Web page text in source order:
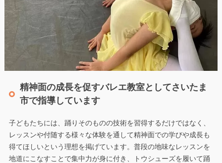
精神面の成長を促すバレエ教室としてさいたま
市で指導しています
子どもたちには、踊りそのものの技術を習得するだけではなく、
レッスンや付随する様々な体験を通して精神面での学びや成長も
得てほしいという理想を掲げています。普段の地味なレッスンを
地道にこなすことで集中力が身に付き、トウシューズを履いて踊